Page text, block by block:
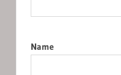
Name